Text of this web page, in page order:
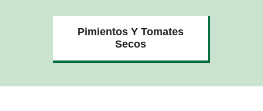
Pimientos Y Tomates
Secos